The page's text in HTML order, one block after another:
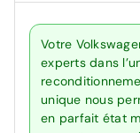
Votre
experts dans
unique nous
en parfait état